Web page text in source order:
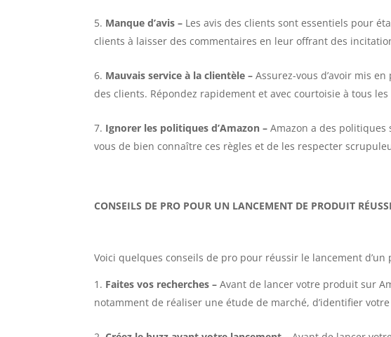
Manque d’avis – Les avis des clients sont essentiels pour
clients à laisser des commentaires en leur offrant des
Mauvais service à la clientèle–Assurez-vous d’avoir mis
des clients. Répondez rapidement et avec courtoisie à tous les
Ignorer les politiques d’Amazon–Amazon a des
vous de bien connaître ces règles et de les respecter
CONSEILS DE PRO POUR UN LANCEMENT DE PRODUIT RÉUSSI
Voici quelques conseils de pro pour réussir le lancement d’un
Faites vos recherches –Avant de lancer votre produit sur
notamment de réaliser une étude de marché, d’identifier